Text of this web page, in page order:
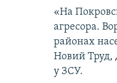
«На
агресора.
районах
Новий Труд,
у ЗСУ.